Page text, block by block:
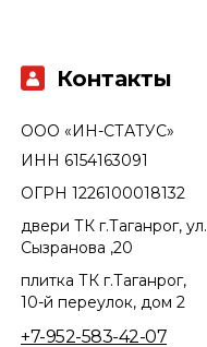
+7-952-583-42-07
ООО «ИН-СТАТУС»
плитка ТК г.Таганрог,
10-й переулок, дом 2
двери ТК г.Таганрог, ул.
Сызранова ,20
ОГРН 1226100018132
ИНН 6154163091
Контакты